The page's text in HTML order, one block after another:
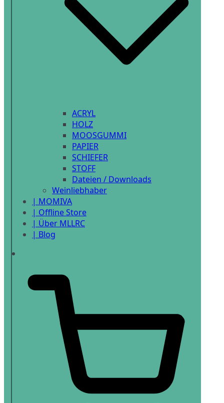
ACRYL
HOLZ
MOOSGUMMI
PAPIER
SCHIEFER
STOFF
Dateien / Downloads
Weinliebhaber
| MOMIVA
| Offline Store
| Über MLLRC
| Blog